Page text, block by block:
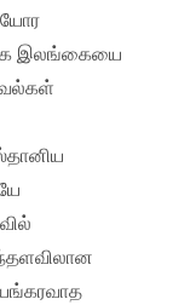
இலங்கையை